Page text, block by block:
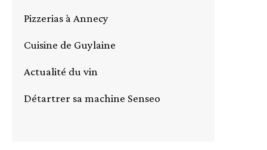
Pizzerias à Annecy
Cuisine de Guylaine
Actualité du vin
Détartrer sa machine Senseo